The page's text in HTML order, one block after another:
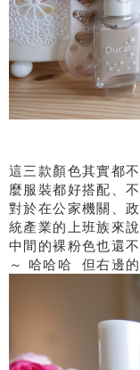
這三款顏色其實都
麼服裝都好搭配、
對於在公家機關、
統產業的上班族來
中間的裸粉色也還
～ 哈哈哈 但右邊